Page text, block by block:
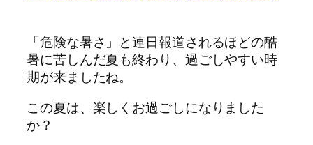
「危険な暑さ」と連日報道されるほどの酷
暑に苦しんだ夏も終わり、過ごしやすい時
期が来ましたね。
この夏は、楽しくお過ごしになりました
か？